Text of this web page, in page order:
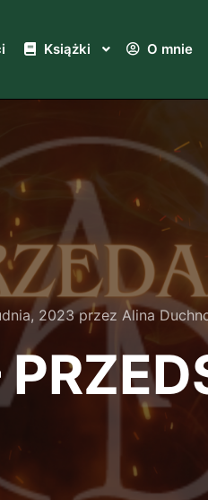
Książki O mnie
2023przez Alina